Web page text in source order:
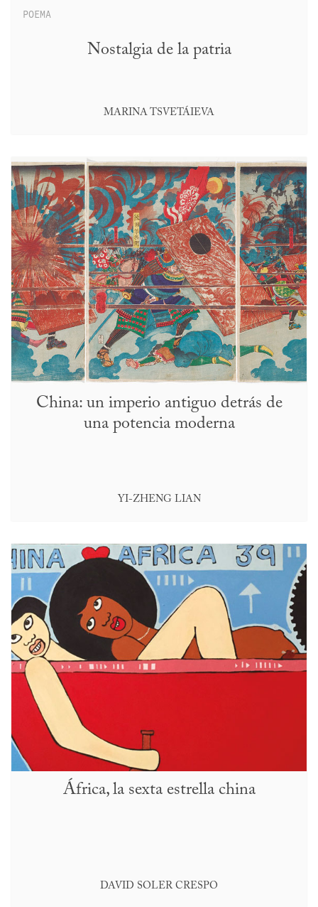
POEMA
Nostalgia de la patria
MARINA TSVETÁIEVA
China: un imperio antiguo detrás de
una potencia moderna
YI-ZHENG LIAN
África, la sexta estrella china
DAVID SOLER CRESPO